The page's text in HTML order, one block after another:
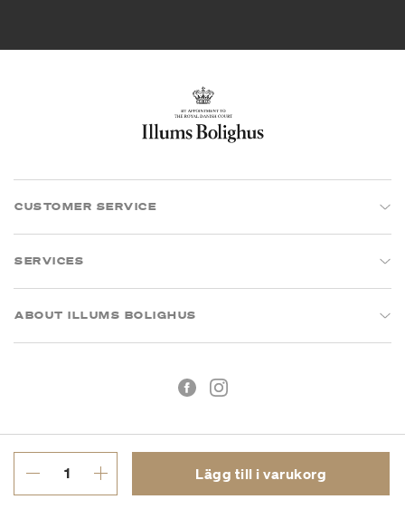
Lägg till i varukorg
CUSTOMER SERVICE
SERVICES
ABOUT ILLUMS BOLIGHUS